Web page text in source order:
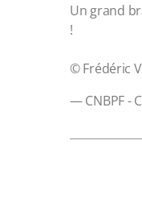
Un grand
!
© Frédéric
— CNBPF -